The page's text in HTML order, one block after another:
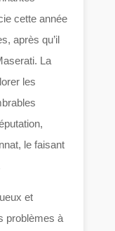
cette année
après qu’il
La
les
le faisant
et
problèmes à